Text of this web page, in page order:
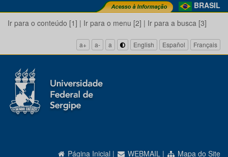
BRASIL
Ir para o conteúdo [1] | Ir para o menu [2] | Ir para a busca [3]
a+ a- a English Español Français
Página Inicial | WEBMAIL | Mapa do Site